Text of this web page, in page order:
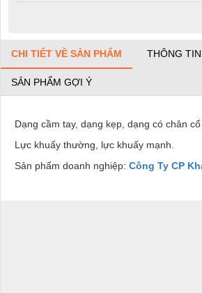
CHI TIẾT VỀ SẢN PHẨM THÔNG
SẢN PHẨM GỢI Ý
Dạng cầm tay, dạng kẹp, dạng có chân
Lực khuấy thường, lực khuấy mạnh.
Sản phẩm doanh nghiệp: Công Ty CP